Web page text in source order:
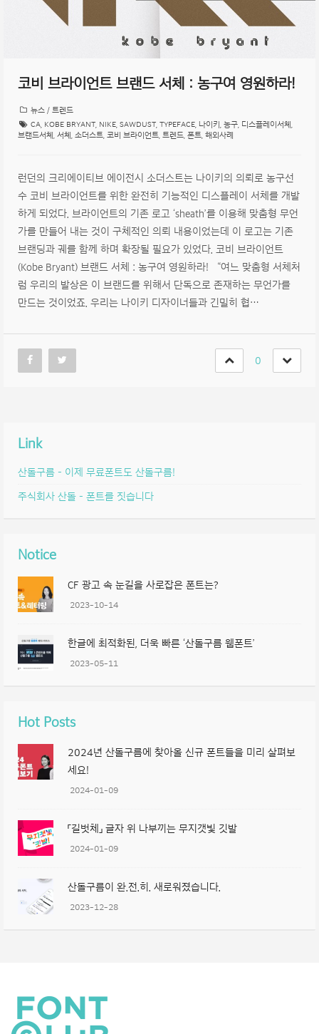
코비 브라이언트 브랜드 서체 : 농구여 영원하라!
뉴스 / 트렌드
CA
KOBE BRYANT NIKE SAWDUST TYPEFACE 나이키 농구 디스플레이서체
브랜드서체
서체 소더스트 코비 브라이언트 트렌드 폰트 해외사례
런던의 크리에이티브 에이전시 소더스트는 나이키의 의뢰로 농구선
수 코비 브라이언트를 위한 완전히 기능적인 디스플레이 서체를 개발
하게 되었다. 브라이언트의 기존 로고 ‘sheath’를 이용해 맞춤형 무언
가를 만들어 내는 것이 구체적인 의뢰 내용이었는데 이 로고는 기존
브랜딩과 궤를 함께 하며 확장될 필요가 있었다. 코비 브라이언트
(Kobe Bryant) 브랜드 서체 : 농구여 영원하라! “여느 맞춤형 서체처
럼 우리의 발상은 이 브랜드를 위해서 단독으로 존재하는 무언가를
만드는 것이었죠. 우리는 나이키 디자이너들과 긴밀히 협…
0
Link
산돌구름 – 이제 무료폰트도 산돌구름!
주식회사 산돌 – 폰트를 짓습니다
Notice
CF 광고 속 눈길을 사로잡은 폰트는?
2023-10-14
한글에 최적화된, 더욱 빠른 ‘산돌구름 웹폰트’
2023-05-11
Hot Posts
2024년 산돌구름에 찾아올 신규 폰트들을 미리 살펴보
세요!
2024-01-09
「길벗체」 글자 위 나부끼는 무지갯빛 깃발
2024-01-09
산돌구름이 완.전.히. 새로워졌습니다.
2023-12-28